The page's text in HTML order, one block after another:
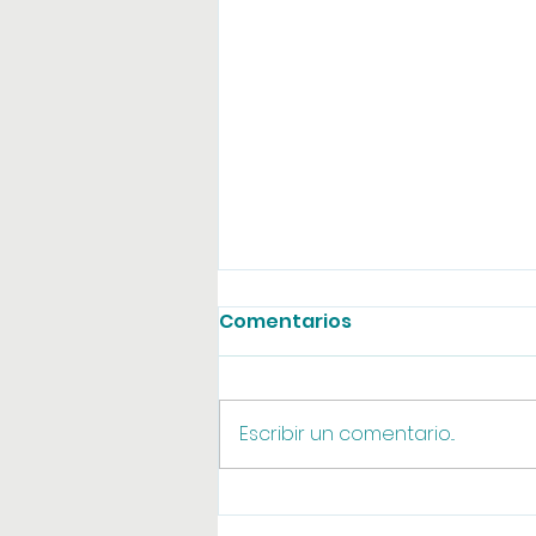
Agosto online
Comentarios
Escribir un comentario...